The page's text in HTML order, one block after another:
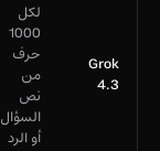
Grok
4.3
لكل
1000
حرف
من
نص
السؤال
أو الرد